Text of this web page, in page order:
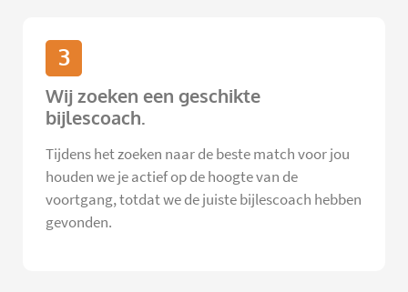
3
Wij zoeken een geschikte
bijlescoach.
Tijdens het zoeken naar de beste match voor jou
houden we je actief op de hoogte van de
voortgang, totdat we de juiste bijlescoach hebben
gevonden.